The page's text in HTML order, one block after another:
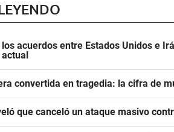
acuerdos entre Estados Unidos e
convertida en tragedia: la cifra de
que canceló un ataque masivo